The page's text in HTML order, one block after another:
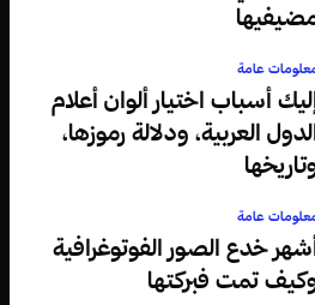
عامة
أسباب اختيار ألوان أعلام
العربية، ودلالة رموزها،
عامة
خدع الصور الفوتوغرافية
تمت فبركتها